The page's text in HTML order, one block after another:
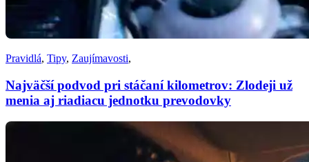
Pravidlá, Tipy, Zaujímavosti,
Najväčší podvod pri stáčaní kilometrov: Zlodeji už
menia aj riadiacu jednotku prevodovky